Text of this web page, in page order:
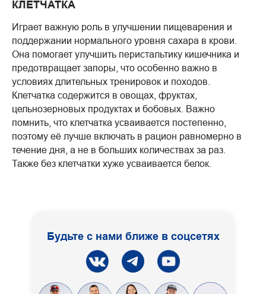
КЛЕТЧАТКА
Играет важную роль в улучшении пищеварения и
поддержании нормального уровня сахара в крови.
Она помогает улучшить перистальтику кишечника и
предотвращает запоры, что особенно важно в
условиях длительных тренировок и походов.
Клетчатка содержится в овощах, фруктах,
цельнозерновых продуктах и бобовых. Важно
помнить, что клетчатка усваивается постепенно,
поэтому её лучше включать в рацион равномерно в
течение дня, а не в больших количествах за раз.
Также без клетчатки хуже усваивается белок.
Будьте с нами ближе в соцсетях